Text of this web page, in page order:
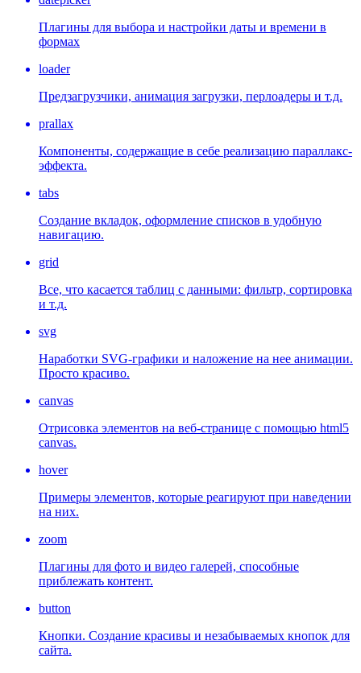
Плагины для выбора и настройки даты и времени в
формах
loader
Предзагрузчики, анимация загрузки, перлоадеры и т.д.
prallax
Компоненты, содержащие в себе реализацию параллакс-
эффекта.
tabs
Создание вкладок, оформление списков в удобную
навигацию.
grid
Все, что касается таблиц с данными: фильтр, сортировка
и т.д.
svg
Наработки SVG-графики и наложение на нее анимации.
Просто красиво.
canvas
Отрисовка элементов на веб-странице с помощью html5
canvas.
hover
Примеры элементов, которые реагируют при наведении
на них.
zoom
Плагины для фото и видео галерей, способные
приблежать контент.
button
Кнопки. Создание красивы и незабываемых кнопок для
сайта.